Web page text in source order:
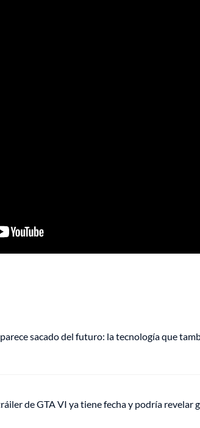
sacado del futuro: la tecnología que
de GTA VI ya tiene fecha y podría revelar